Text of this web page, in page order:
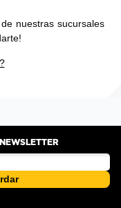
nuestras sucursales